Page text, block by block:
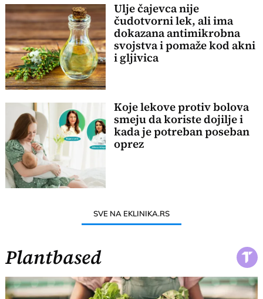
Ulje čajevca nije
čudotvorni lek, ali ima
dokazana antimikrobna
svojstva i pomaže kod akni
i gljivica
Koje lekove protiv bolova
smeju da koriste dojilje i
kada je potreban poseban
oprez
SVE NA EKLINIKA.RS
Plantbased